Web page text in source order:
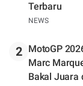
Terbaru
NEWS
2
MotoGP
Marc